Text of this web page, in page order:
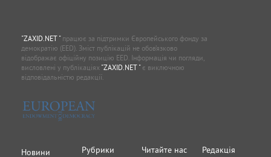
"ZAXID.NET "працює за підтримки Європейського фонду за
демократію (EED). Зміст публікацій не обов’язково
відображає офіційну позицію EED. Інформація чи погляди,
висловлені у публікаціях "ZAXID.NET "є виключною
відповідальністю редакції.
Новини Рубрики Читайте нас Редакція